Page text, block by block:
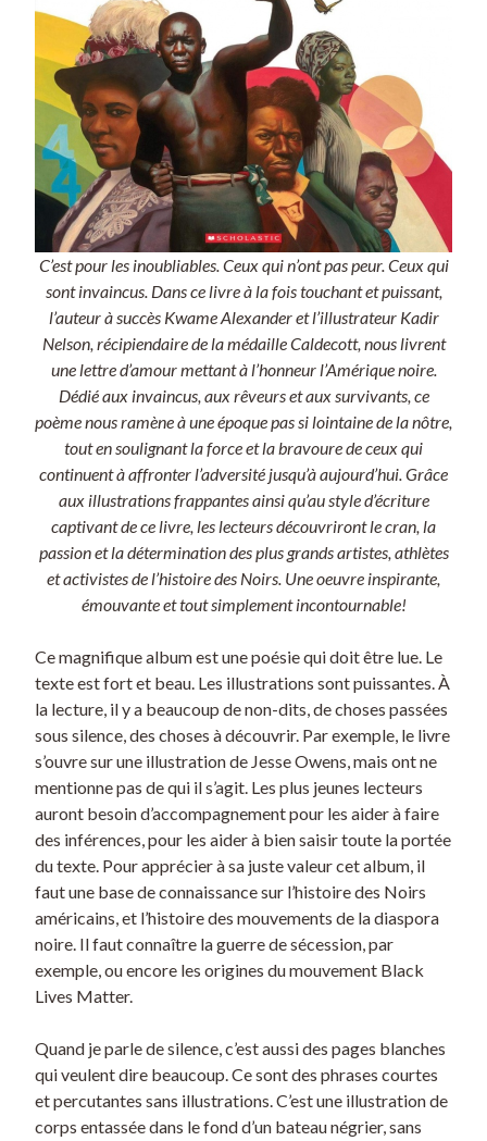
C’est pour les inoubliables. Ceux qui n’ont pas peur. Ceux qui
sont invaincus. Dans ce livre à la fois touchant et puissant,
l’auteur à succès Kwame Alexander et l’illustrateur Kadir
Nelson, récipiendaire de la médaille Caldecott, nous livrent
une lettre d’amour mettant à l’honneur l’Amérique noire.
Dédié aux invaincus, aux rêveurs et aux survivants, ce
poème nous ramène à une époque pas si lointaine de la nôtre,
tout en soulignant la force et la bravoure de ceux qui
continuent à affronter l’adversité jusqu’à aujourd’hui. Grâce
aux illustrations frappantes ainsi qu’au style d’écriture
captivant de ce livre, les lecteurs découvriront le cran, la
passion et la détermination des plus grands artistes, athlètes
et activistes de l’histoire des Noirs. Une oeuvre inspirante,
émouvante et tout simplement incontournable!
Ce magnifique album est une poésie qui doit être lue. Le
texte est fort et beau. Les illustrations sont puissantes. À
la lecture, il y a beaucoup de non-dits, de choses passées
sous silence, des choses à découvrir. Par exemple, le livre
s’ouvre sur une illustration de Jesse Owens, mais ont ne
mentionne pas de qui il s’agit. Les plus jeunes lecteurs
auront besoin d’accompagnement pour les aider à faire
des inférences, pour les aider à bien saisir toute la portée
du texte. Pour apprécier à sa juste valeur cet album, il
faut une base de connaissance sur l’histoire des Noirs
américains, et l’histoire des mouvements de la diaspora
noire. Il faut connaître la guerre de sécession, par
exemple, ou encore les origines du mouvement Black
Lives Matter.
Quand je parle de silence, c’est aussi des pages blanches
qui veulent dire beaucoup. Ce sont des phrases courtes
et percutantes sans illustrations. C’est une illustration de
corps entassée dans le fond d’un bateau négrier, sans